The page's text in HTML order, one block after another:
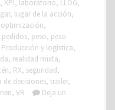
, KPI, laboratorio, LLOG,
, lugar de la acción,
optimización,
pedidos, peso, peso
Producción y logística,
, realidad mixta,
, RX, seguridad,
de decisiones, trailer,
, VR
Deja un